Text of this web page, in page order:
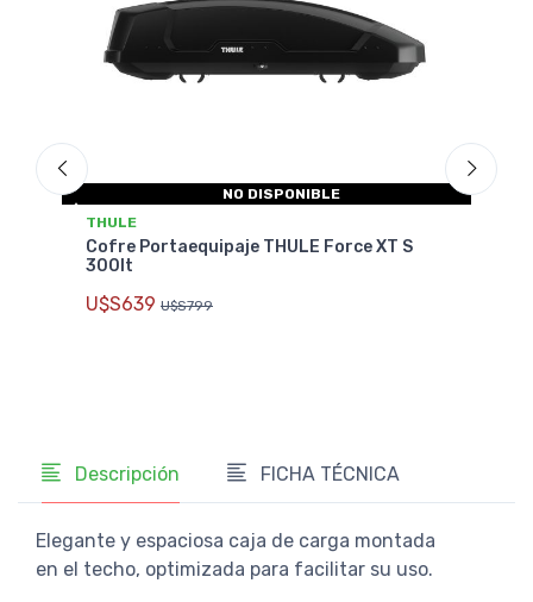
NO DISPONIBLE
THULE
Cofre Portaequipaje THULE Force XT S
300lt
U$S639 U$S799
Descripción FICHA TÉCNICA
Elegante y espaciosa caja de carga montada
en el techo, optimizada para facilitar su uso.